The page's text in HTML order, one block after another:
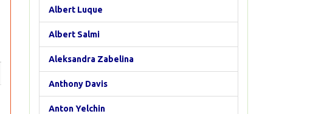
Albert Luque
Albert Salmi
Aleksandra Zabelina
Anthony Davis
Anton Yelchin